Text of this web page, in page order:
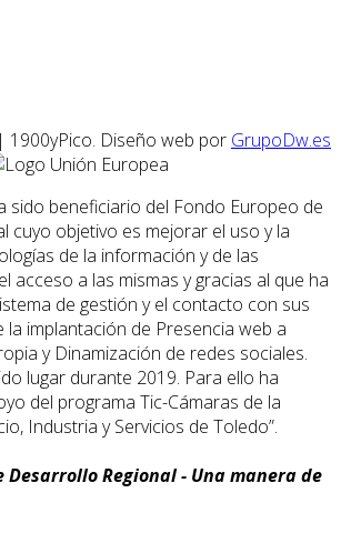
Diseño web por GrupoDw.es
sido beneficiario del Fondo Europeo de
cuyo objetivo es mejorar el uso y la
de la información y de las
acceso a las mismas y gracias al que ha
de gestión y el contacto con sus
la implantación de Presencia web a
y Dinamización de redes sociales.
lugar durante 2019. Para ello ha
del programa Tic-Cámaras de la
Industria y Servicios de Toledo”.
Desarrollo Regional - Una manera de